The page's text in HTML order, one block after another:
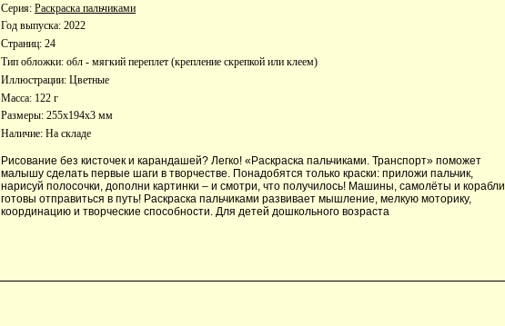
Серия: Раскраска пальчиками
Год выпуска: 2022
Страниц: 24
Тип обложки: обл - мягкий переплет (крепление скрепкой или клеем)
Иллюстрации: Цветные
Масса: 122 г
Размеры: 255x194x3 мм
Наличие: На складе
Рисование без кисточек и карандашей? Легко! «Раскраска пальчиками. Транспорт» поможет
малышу сделать первые шаги в творчестве. Понадобятся только краски: приложи пальчик,
нарисуй полосочки, дополни картинки – и смотри, что получилось! Машины, самолёты и корабли
готовы отправиться в путь! Раскраска пальчиками развивает мышление, мелкую моторику,
координацию и творческие способности. Для детей дошкольного возраста